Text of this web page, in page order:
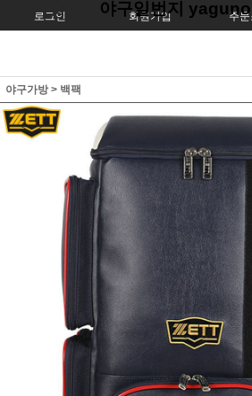
로그인 회원가입 주
야구일번지
야구가방> 백팩